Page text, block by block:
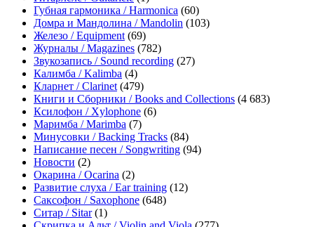
Губная гармоника / Harmonica (60)
Домра и Мандолина / Mandolin (103)
Железо / Equipment (69)
Журналы / Magazines (782)
Звукозапись / Sound recording (27)
Калимба / Kalimba (4)
Кларнет / Clarinet (479)
Книги и Сборники / Books and Collections (4 683)
Ксилофон / Xylophone (6)
Маримба / Marimba (7)
Минусовки / Backing Tracks (84)
Написание песен / Songwriting (94)
Новости (2)
Окарина / Ocarina (2)
Развитие слуха / Ear training (12)
Саксофон / Saxophone (648)
Ситар / Sitar(1)